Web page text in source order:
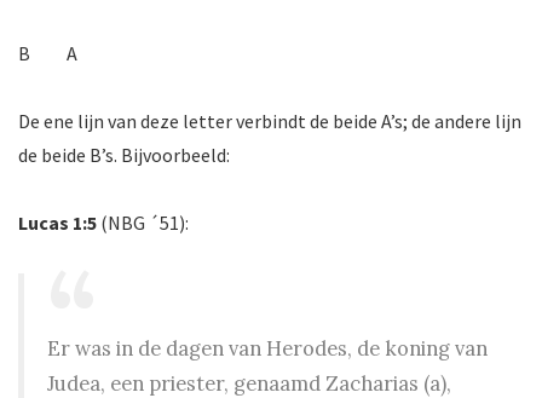
B A
De ene lijn van deze letter verbindt de beide A’s; de andere lijn
de beide B’s. Bijvoorbeeld:
Lucas 1:5 (NBG ´51):
Er was in de dagen van Herodes, de koning van
Judea, een priester, genaamd Zacharias (a),